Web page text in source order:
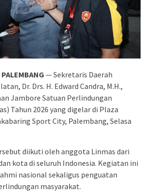
— Sekretaris Daerah
Dr. Drs. H. Edward Candra, M.H.,
Jambore Satuan Perlindungan
Tahun 2026 yang digelar di Plaza
Sport City, Palembang, Selasa
diikuti oleh anggota Linmas dari
kota di seluruh Indonesia. Kegiatan ini
nasional sekaligus penguatan
masyarakat.